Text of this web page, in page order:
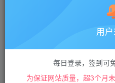
打破穷人思维，掌
富自由之路的终极
本书通过对比富有与贫穷思
操作的思维转换策略。读者
用
每日登录，签到可
为保证网站质量，超3个月